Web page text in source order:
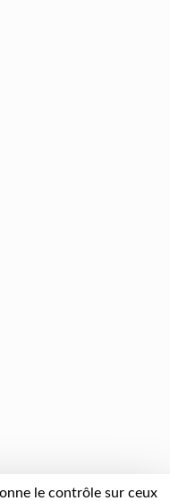
le contrôle sur ceux